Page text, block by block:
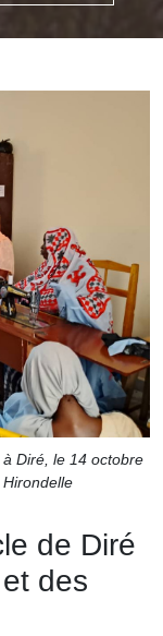
Diré, le 14 octobre
de Diré
des